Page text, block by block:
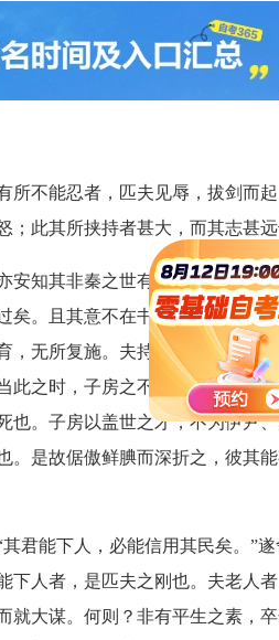
不能忍者，匹夫见辱，拔剑而起
此其所挟持者甚大，而其志甚远
知其非秦之世有隐君子者出而试
矣。且其意不在书。当韩之亡，
，无所复施。夫持法太急者，其
之时，子房之不死者，其间不
也。子房以盖世之才，不为伊尹
是故倨傲鲜腆而深折之，彼其
能下人，必能信用其民矣。”遂
下人者，是匹夫之刚也。夫老人
就大谋。何则？非有平生之素，